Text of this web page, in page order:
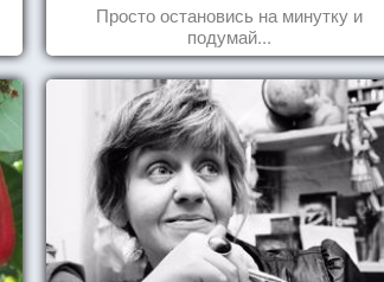
Просто остановись на минутку и
подумай...